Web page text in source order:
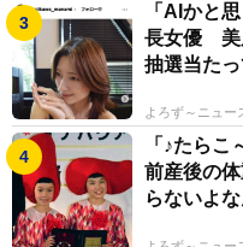
「AIかと
長女優 美
抽選当た
よろず～ニュー
「♪たら
前産後の
らないよ